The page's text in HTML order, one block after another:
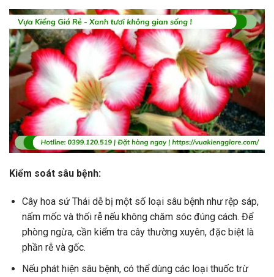
Kiểm soát sâu bệnh:
Cây hoa sứ Thái dễ bị một số loại sâu bệnh như rệp sáp,
nấm mốc và thối rễ nếu không chăm sóc đúng cách. Để
phòng ngừa, cần kiểm tra cây thường xuyên, đặc biệt là
phần rễ và gốc.
Nếu phát hiện sâu bệnh, có thể dùng các loại thuốc trừ